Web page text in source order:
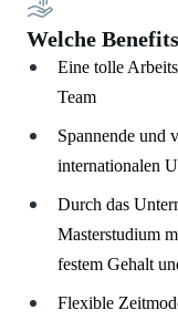
Welche
Eine tolle
Team
Spannende und
internationalen
Durch das
Masterstudium
festem Gehalt
Flexible